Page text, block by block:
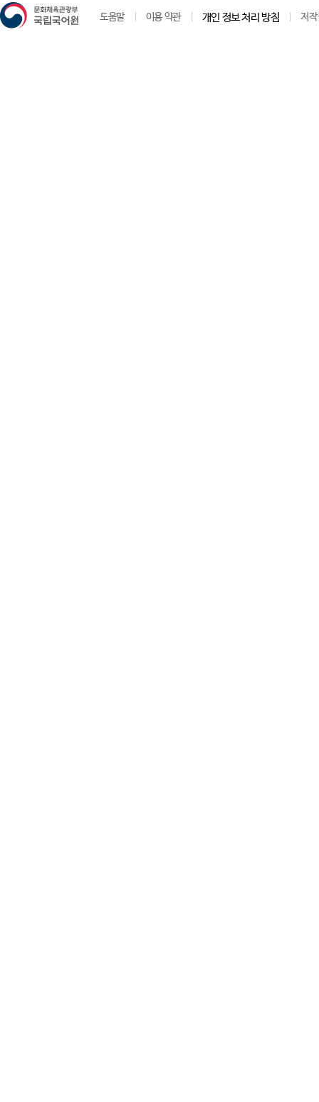
도움말 이용 약관 개인 정보 처리 방침 저